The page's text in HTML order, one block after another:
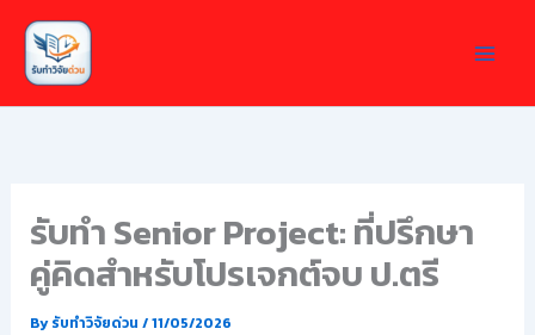
Skip
content
รับทำ Senior Project: ที่ปรึกษา
คู่คิดสำหรับโปรเจกต์จบ ป.ตรี
Byรับทำวิจัยด่วน /11/05/2026